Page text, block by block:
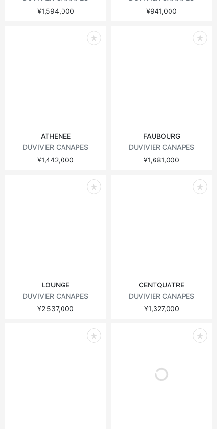
¥1,594,000
¥941,000
ATHENEE
DUVIVIER CANAPES
¥1,442,000
FAUBOURG
DUVIVIER CANAPES
¥1,681,000
LOUNGE
DUVIVIER CANAPES
¥2,537,000
CENTQUATRE
DUVIVIER CANAPES
¥1,327,000